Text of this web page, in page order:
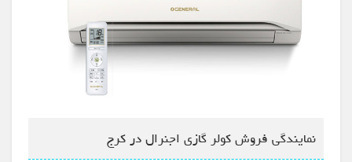
نمایندگی فروش کولر گازی اجنرال در کرج